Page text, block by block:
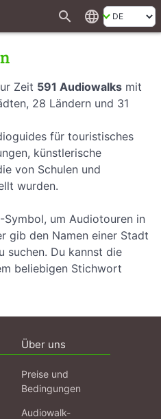
search language
Zeit 591 Audiowalks mit
28 Ländern und 31
für touristisches
künstlerische
von Schulen und
wurden.
Symbol, um Audiotouren in
gib den Namen einer Stadt
suchen. Du kannst die
beliebigen Stichwort
Über uns
Preise und
Bedingungen
Audiowalk-